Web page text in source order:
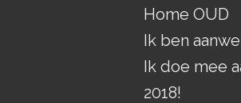
Home OUD
Ik ben
Ik doe mee
2018!